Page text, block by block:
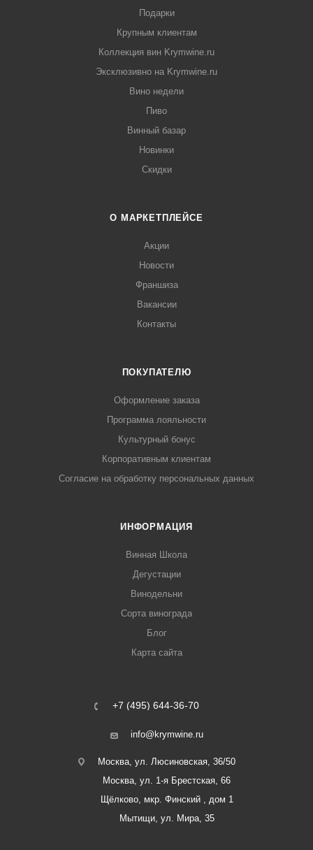
Подарки
Крупным клиентам
Коллекция вин Krymwine.ru
Эксклюзивно на Krymwine.ru
Вино недели
Пиво
Винный базар
Новинки
Скидки
О МАРКЕТПЛЕЙСЕ
Акции
Новости
Франшиза
Вакансии
Контакты
ПОКУПАТЕЛЮ
Оформление заказа
Программа лояльности
Культурный бонус
Корпоративным клиентам
Согласие на обработку персональных данных
ИНФОРМАЦИЯ
Винная Школа
Дегустации
Винодельни
Сорта винограда
Блог
Карта сайта
+7 (495) 644-36-70
info@krymwine.ru
Москва, ул. Люсиновская, 36/50
Москва, ул. 1-я Брестская, 66
Щёлково, мкр. Финский , дом 1
Мытищи, ул. Мира, 35